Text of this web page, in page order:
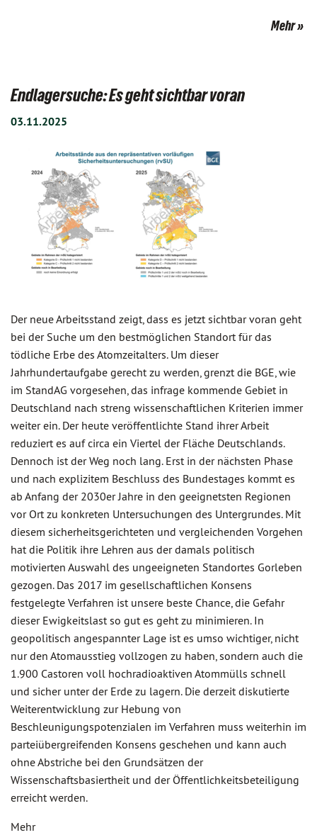
Mehr
Endlagersuche: Es geht sichtbar voran
03.11.2025
Der neue Arbeitsstand zeigt, dass es jetzt sichtbar voran geht
bei der Suche um den bestmöglichen Standort für das
tödliche Erbe des Atomzeitalters. Um dieser
Jahrhundertaufgabe gerecht zu werden, grenzt die BGE, wie
im StandAG vorgesehen, das infrage kommende Gebiet in
Deutschland nach streng wissenschaftlichen Kriterien immer
weiter ein. Der heute veröffentlichte Stand ihrer Arbeit
reduziert es auf circa ein Viertel der Fläche Deutschlands.
Dennoch ist der Weg noch lang. Erst in der nächsten Phase
und nach explizitem Beschluss des Bundestages kommt es
ab Anfang der 2030er Jahre in den geeignetsten Regionen
vor Ort zu konkreten Untersuchungen des Untergrundes. Mit
diesem sicherheitsgerichteten und vergleichenden Vorgehen
hat die Politik ihre Lehren aus der damals politisch
motivierten Auswahl des ungeeigneten Standortes Gorleben
gezogen. Das 2017 im gesellschaftlichen Konsens
festgelegte Verfahren ist unsere beste Chance, die Gefahr
dieser Ewigkeitslast so gut es geht zu minimieren. In
geopolitisch angespannter Lage ist es umso wichtiger, nicht
nur den Atomausstieg vollzogen zu haben, sondern auch die
1.900 Castoren voll hochradioaktiven Atommülls schnell
und sicher unter der Erde zu lagern. Die derzeit diskutierte
Weiterentwicklung zur Hebung von
Beschleunigungspotenzialen im Verfahren muss weiterhin im
parteiübergreifenden Konsens geschehen und kann auch
ohne Abstriche bei den Grundsätzen der
Wissenschaftsbasiertheit und der Öffentlichkeitsbeteiligung
erreicht werden.
Mehr